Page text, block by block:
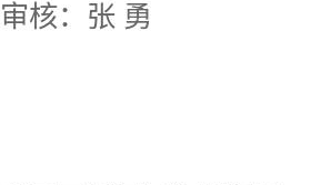
审核：张 勇